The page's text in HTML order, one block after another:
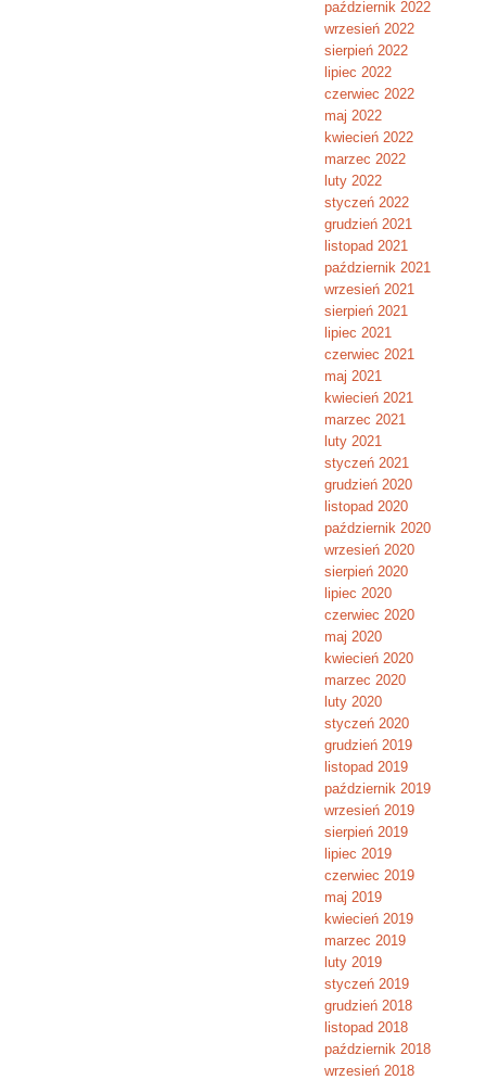
październik 2022
wrzesień 2022
sierpień 2022
lipiec 2022
czerwiec 2022
maj 2022
kwiecień 2022
marzec 2022
luty 2022
styczeń 2022
grudzień 2021
listopad 2021
październik 2021
wrzesień 2021
sierpień 2021
lipiec 2021
czerwiec 2021
maj 2021
kwiecień 2021
marzec 2021
luty 2021
styczeń 2021
grudzień 2020
listopad 2020
październik 2020
wrzesień 2020
sierpień 2020
lipiec 2020
czerwiec 2020
maj 2020
kwiecień 2020
marzec 2020
luty 2020
styczeń 2020
grudzień 2019
listopad 2019
październik 2019
wrzesień 2019
sierpień 2019
lipiec 2019
czerwiec 2019
maj 2019
kwiecień 2019
marzec 2019
luty 2019
styczeń 2019
grudzień 2018
listopad 2018
październik 2018
wrzesień 2018